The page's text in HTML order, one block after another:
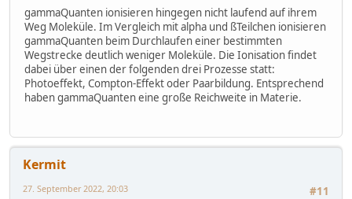
gammaQuanten ionisieren hingegen nicht laufend auf ihrem
Weg Moleküle. Im Vergleich mit alpha und ßTeilchen ionisieren
gammaQuanten beim Durchlaufen einer bestimmten
Wegstrecke deutlich weniger Moleküle. Die Ionisation findet
dabei über einen der folgenden drei Prozesse statt:
Photoeffekt, Compton-Effekt oder Paarbildung. Entsprechend
haben gammaQuanten eine große Reichweite in Materie.
Kermit
#11
27. September 2022, 20:03